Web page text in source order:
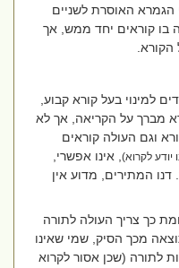
האוסרת לשניים
קוראים יחד ממש, אך
בעל קורא קבוע,
על הקריאה, אך לא
וגם העולה קוראים
לקרוא), אינו אפשרי,
המתירים, מדוע אין
צריך העולה לתורה
מכך הסיק, שמי שאינו
לתורה (שכן אסור לקרוא